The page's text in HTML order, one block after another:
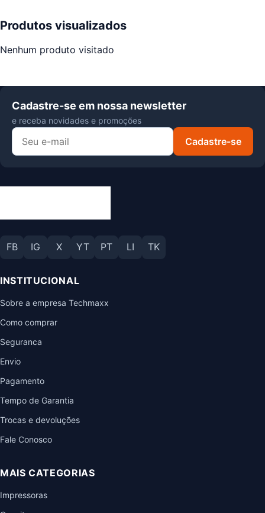
Produtos visualizados
Nenhum produto visitado
Cadastre-se em nossa newsletter
e receba novidades e promoções
Cadastre-se
FB IG X YT PT LI TK
INSTITUCIONAL
Sobre a empresa Techmaxx
Como comprar
Seguranca
Envio
Pagamento
Tempo de Garantia
Trocas e devoluções
Fale Conosco
MAIS CATEGORIAS
Impressoras